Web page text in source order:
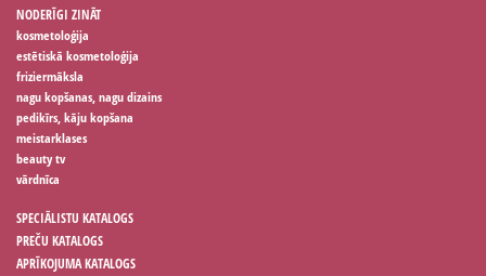
NODERĪGI ZINĀT
kosmetoloģija
estētiskā kosmetoloģija
friziermāksla
nagu kopšanas, nagu dizains
pedikīrs, kāju kopšana
meistarklases
beauty tv
vārdnīca
SPECIĀLISTU KATALOGS
PREČU KATALOGS
APRĪKOJUMA KATALOGS